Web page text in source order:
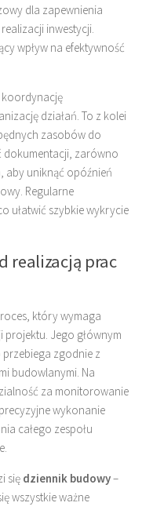
dla zapewnienia
inwestycji.
wpływ na efektywność
koordynację
działań. To z kolei
zasobów do
dokumentacji, zarówno
aby uniknąć opóźnień
Regularne
ułatwić szybkie wykrycie
realizacją prac
który wymaga
Jego głównym
przebiega zgodnie z
budowlanymi. Na
za monitorowanie
wykonanie
całego zespołu
się dziennik budowy–
wszystkie ważne